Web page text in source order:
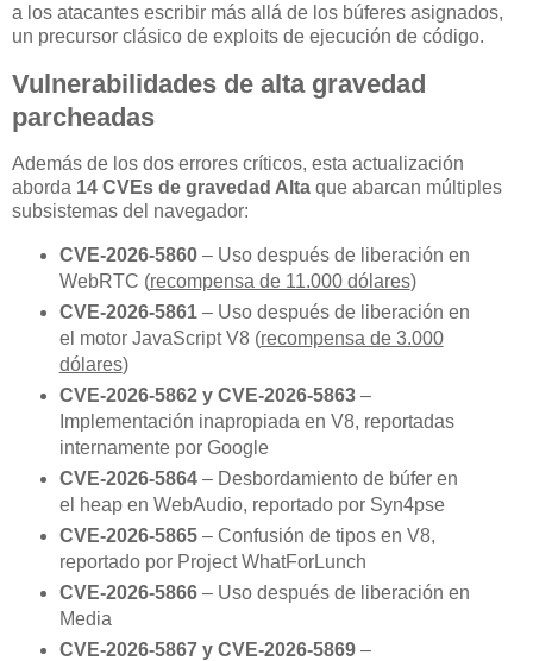
a los atacantes escribir más allá de los búferes asignados,
un precursor clásico de exploits de ejecución de código.
Vulnerabilidades de alta gravedad
parcheadas
Además de los dos errores críticos, esta actualización
aborda 14 CVEs de gravedad Alta que abarcan múltiples
subsistemas del navegador:
CVE-2026-5860– Uso después de liberación en
WebRTC (recompensa de 11.000 dólares)
CVE-2026-5861– Uso después de liberación en
el motor JavaScript V8 (recompensa de 3.000
dólares)
CVE-2026-5862 y CVE-2026-5863–
Implementación inapropiada en V8, reportadas
internamente por Google
CVE-2026-5864– Desbordamiento de búfer en
el heap en WebAudio, reportado por Syn4pse
CVE-2026-5865– Confusión de tipos en V8,
reportado por Project WhatForLunch
CVE-2026-5866– Uso después de liberación en
Media
CVE-2026-5867 y CVE-2026-5869–